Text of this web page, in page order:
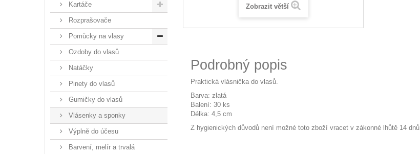
Kartáče
Rozprašovače
Pomůcky na vlasy
Ozdoby do vlasů
Natáčky
Pinety do vlasů
Gumičky do vlasů
Vlásenky a sponky
Výplně do účesu
Barvení, melír a trvalá
Zobrazit větší
Podrobný popis
Praktická vlásnička do vlasů.
Barva: zlatá
Balení: 30 ks
Délka: 4,5 cm
Z hygienických důvodů není možné toto zboží vracet v zákonné lhůtě 14 dnů.